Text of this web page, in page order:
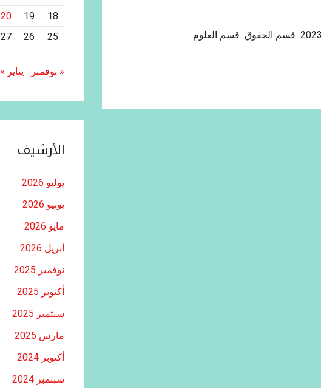
رزنامة الإمتحانات السداسي الاول للسنة الجامعية 2022-2023 قسم الحقوق قسم العلوم
18
19
20
25
26
27
« نوفمبر يناير »
الأرشيف
يوليو 2026
يونيو 2026
مايو 2026
أبريل 2026
نوفمبر 2025
أكتوبر 2025
سبتمبر 2025
مارس 2025
أكتوبر 2024
سبتمبر 2024